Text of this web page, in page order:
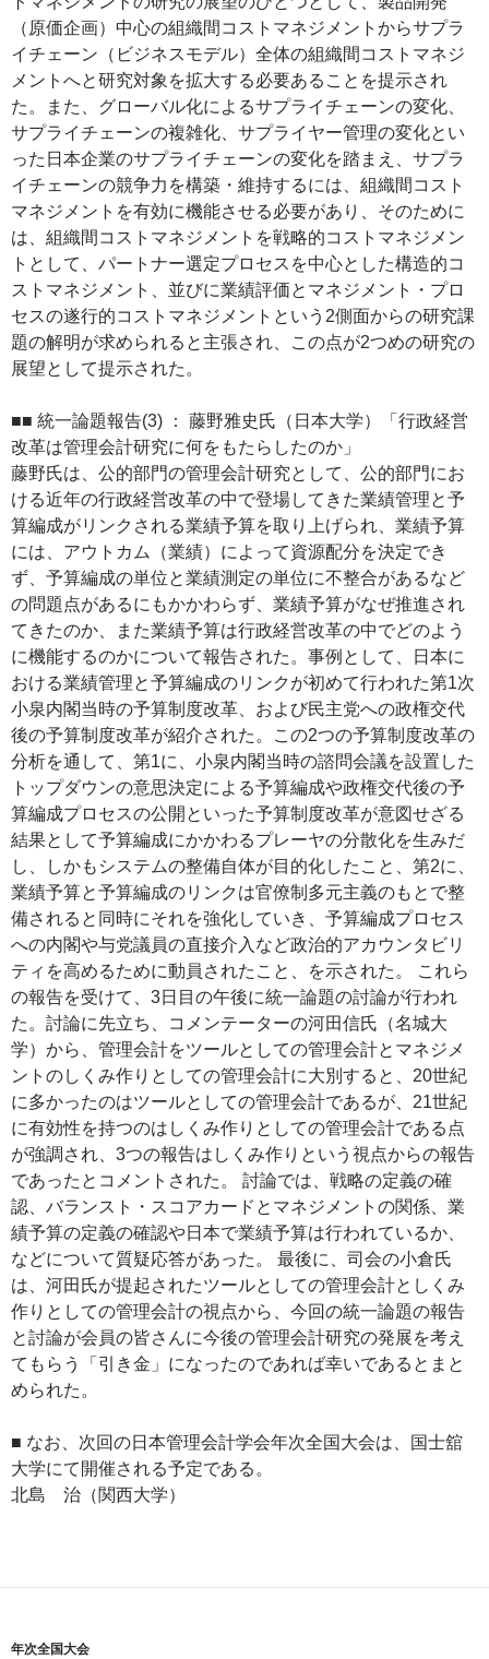
（原価企画）中心の組織間コストマネジメントからサプラ
イチェーン（ビジネスモデル）全体の組織間コストマネジ
メントへと研究対象を拡大する必要あることを提示され
た。また、グローバル化によるサプライチェーンの変化、
サプライチェーンの複雑化、サプライヤー管理の変化とい
った日本企業のサプライチェーンの変化を踏まえ、サプラ
イチェーンの競争力を構築・維持するには、組織間コスト
マネジメントを有効に機能させる必要があり、そのために
は、組織間コストマネジメントを戦略的コストマネジメン
トとして、パートナー選定プロセスを中心とした構造的コ
ストマネジメント、並びに業績評価とマネジメント・プロ
セスの遂行的コストマネジメントという2側面からの研究課
題の解明が求められると主張され、この点が2つめの研究の
展望として提示された。
■■ 統一論題報告(3) ： 藤野雅史氏（日本大学）「行政経営
改革は管理会計研究に何をもたらしたのか」
藤野氏は、公的部門の管理会計研究として、公的部門にお
ける近年の行政経営改革の中で登場してきた業績管理と予
算編成がリンクされる業績予算を取り上げられ、業績予算
には、アウトカム（業績）によって資源配分を決定でき
ず、予算編成の単位と業績測定の単位に不整合があるなど
の問題点があるにもかかわらず、業績予算がなぜ推進され
てきたのか、また業績予算は行政経営改革の中でどのよう
に機能するのかについて報告された。事例として、日本に
おける業績管理と予算編成のリンクが初めて行われた第1次
小泉内閣当時の予算制度改革、および民主党への政権交代
後の予算制度改革が紹介された。この2つの予算制度改革の
分析を通して、第1に、小泉内閣当時の諮問会議を設置した
トップダウンの意思決定による予算編成や政権交代後の予
算編成プロセスの公開といった予算制度改革が意図せざる
結果として予算編成にかかわるプレーヤの分散化を生みだ
し、しかもシステムの整備自体が目的化したこと、第2に、
業績予算と予算編成のリンクは官僚制多元主義のもとで整
備されると同時にそれを強化していき、予算編成プロセス
への内閣や与党議員の直接介入など政治的アカウンタビリ
ティを高めるために動員されたこと、を示された。 これら
の報告を受けて、3日目の午後に統一論題の討論が行われ
た。討論に先立ち、コメンテーターの河田信氏（名城大
学）から、管理会計をツールとしての管理会計とマネジメ
ントのしくみ作りとしての管理会計に大別すると、20世紀
に多かったのはツールとしての管理会計であるが、21世紀
に有効性を持つのはしくみ作りとしての管理会計である点
が強調され、3つの報告はしくみ作りという視点からの報告
であったとコメントされた。 討論では、戦略の定義の確
認、バランスト・スコアカードとマネジメントの関係、業
績予算の定義の確認や日本で業績予算は行われているか、
などについて質疑応答があった。 最後に、司会の小倉氏
は、河田氏が提起されたツールとしての管理会計としくみ
作りとしての管理会計の視点から、今回の統一論題の報告
と討論が会員の皆さんに今後の管理会計研究の発展を考え
てもらう「引き金」になったのであれば幸いであるとまと
められた。
■ なお、次回の日本管理会計学会年次全国大会は、国士舘
大学にて開催される予定である。
北島 治（関西大学）
年次全国大会